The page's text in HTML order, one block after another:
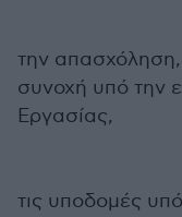
την απασχόληση,
συνοχή υπό την
Εργασίας,
τις υποδομές